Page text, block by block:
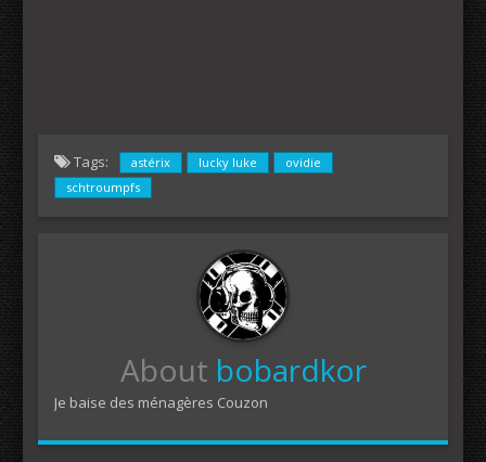
Tags: astérix lucky luke
ovidie
schtroumpfs
About bobardkor
Je baise des ménagères Couzon